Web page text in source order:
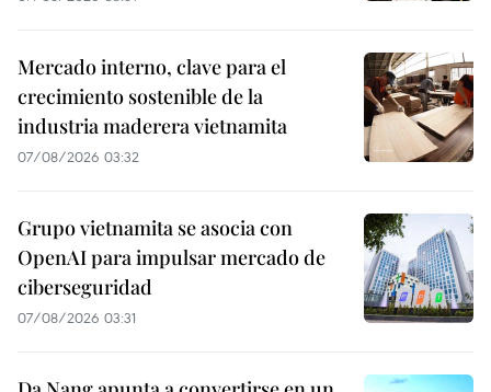
Mercado interno, clave para el
crecimiento sostenible de la
industria maderera vietnamita
07/08/2026 03:32
Grupo vietnamita se asocia con
OpenAI para impulsar mercado de
ciberseguridad
07/08/2026 03:31